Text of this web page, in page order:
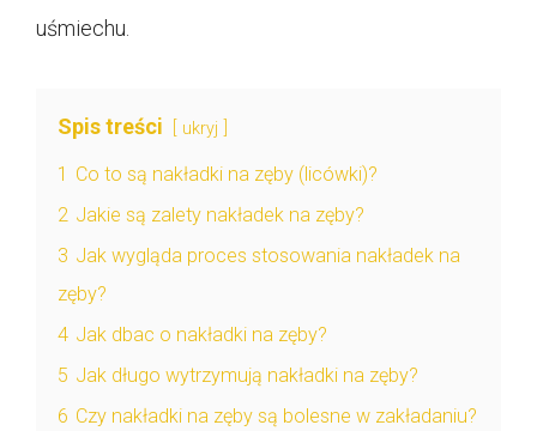
uśmiechu.
Spis treści ukryj
1 Co to są nakładki na zęby (licówki)?
2 Jakie są zalety nakładek na zęby?
3 Jak wygląda proces stosowania nakładek na
zęby?
4 Jak dbac o nakładki na zęby?
5 Jak długo wytrzymują nakładki na zęby?
6 Czy nakładki na zęby są bolesne w zakładaniu?